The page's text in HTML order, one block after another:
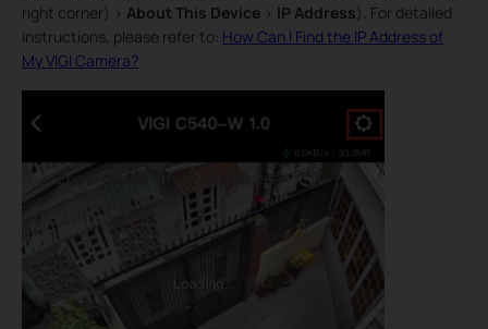
right corner) > About This Device > IP Address). For detailed
instructions, please refer to: How Can I Find the IP Address of
My VIGI Camera?